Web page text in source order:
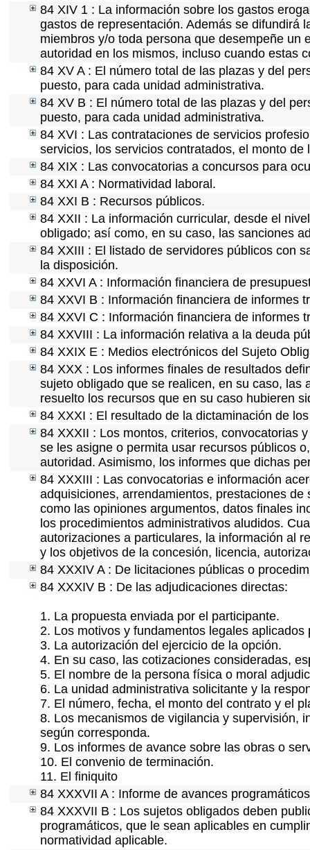
84 XIV 1 : La información sobre los gastos
gastos de representación. Además se difundirá
miembros y/o toda persona que desempeñe
autoridad en los mismos, incluso cuando estas
84 XV A : El número total de las plazas y del
puesto, para cada unidad administrativa.
84 XV B : El número total de las plazas y del
puesto, para cada unidad administrativa.
84 XVI : Las contrataciones de servicios
servicios, los servicios contratados, el monto
84 XIX : Las convocatorias a concursos para
84 XXI A : Normatividad laboral.
84 XXI B : Recursos públicos.
84 XXII : La información curricular, desde el
obligado; así como, en su caso, las sanciones
84 XXIII : El listado de servidores públicos con
la disposición.
84 XXVI A : Información financiera de
84 XXVI B : Información financiera de informes
84 XXVI C : Información financiera de informes
84 XXVIII : La información relativa a la deuda
84 XXIX E : Medios electrónicos del Sujeto
84 XXX : Los informes finales de resultados
sujeto obligado que se realicen, en su caso,
resuelto los recursos que en su caso hubieren
84 XXXI : El resultado de la dictaminación de
84 XXXII : Los montos, criterios, convocatorias
se les asigne o permita usar recursos públicos
autoridad. Asimismo, los informes que dichas
84 XXXIII : Las convocatorias e información
adquisiciones, arrendamientos, prestaciones
como las opiniones argumentos, datos finales
los procedimientos administrativos aludidos.
autorizaciones a particulares, la información al
y los objetivos de la concesión, licencia,
84 XXXIV A : De licitaciones públicas o
84 XXXIV B : De las adjudicaciones directas:
1. La propuesta enviada por el participante.
2. Los motivos y fundamentos legales aplicados
3. La autorización del ejercicio de la opción.
4. En su caso, las cotizaciones consideradas,
5. El nombre de la persona física o moral
6. La unidad administrativa solicitante y la
7. El número, fecha, el monto del contrato y el
8. Los mecanismos de vigilancia y supervisión,
según corresponda.
9. Los informes de avance sobre las obras o
10. El convenio de terminación.
11. El finiquito
84 XXXVII A : Informe de avances
84 XXXVII B : Los sujetos obligados deben
programáticos, que le sean aplicables en
normatividad aplicable.